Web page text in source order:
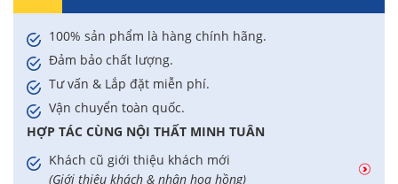
100% sản phẩm là hàng chính hãng.
Đảm bảo chất lượng.
Tư vấn & Lắp đặt miễn phí.
Vận chuyển toàn quốc.
HỢP TÁC CÙNG NỘI THẤT MINH TUÂN
Khách cũ giới thiệu khách mới
(Giới thiệu khách & nhận hoa hồng)